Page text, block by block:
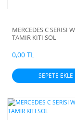
MERCEDES C SERISI
TAMIR KITI SOL
0,00 TL
SEPETE EKLE